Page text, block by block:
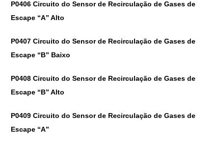
P0406 Circuito do Sensor de Recirculação de Gases de
Escape “A” Alto
P0407 Circuito do Sensor de Recirculação de Gases de
Escape “B” Baixo
P0408 Circuito do Sensor de Recirculação de Gases de
Escape “B” Alto
P0409 Circuito do Sensor de Recirculação de Gases de
Escape “A”